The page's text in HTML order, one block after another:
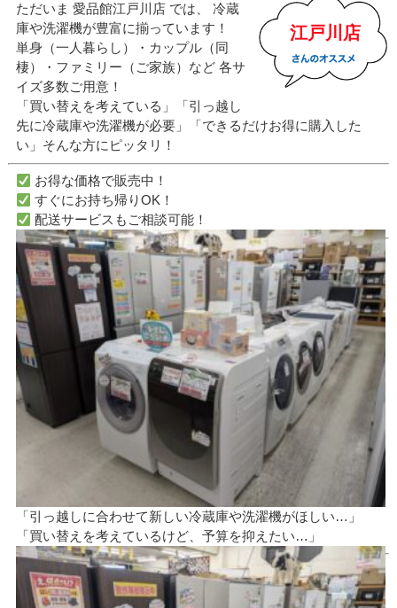
江戸川店
ただいま 愛品館江戸川店 では、 冷蔵
庫や洗濯機が豊富に揃っています！
単身（一人暮らし）・カップル（同
棲）・ファミリー（ご家族）など 各サ
イズ多数ご用意！
「買い替えを考えている」「引っ越し
先に冷蔵庫や洗濯機が必要」「できるだけお得に購入した
い」そんな方にピッタリ！
お得な価格で販売中！
すぐにお持ち帰りOK！
配送サービスもご相談可能！
「引っ越しに合わせて新しい冷蔵庫や洗濯機がほしい…」
「買い替えを考えているけど、予算を抑えたい…」